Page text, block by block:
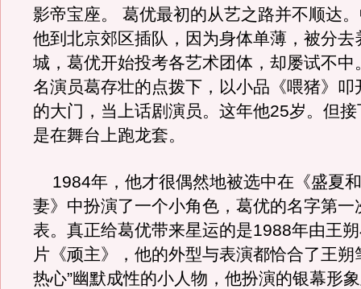
影帝宝座。 葛优最初的从艺之路并不顺达
他到北京郊区插队，因为身体单薄，被分去
城，葛优开始投考各艺术团体，却屡试不中
名演员葛存壮的点拨下，以小品《喂猪》叩
的大门，当上话剧演员。这年他25岁。但
是在舞台上跑龙套。
1984年，他才很偶然地被选中在《盛夏
妻》中扮演了一个小角色，葛优的名字第一
表。真正给葛优带来星运的是1988年由王
片《顽主》，他的外型与表演都恰合了王朔
热心”幽默成性的小人物，他扮演的银幕形